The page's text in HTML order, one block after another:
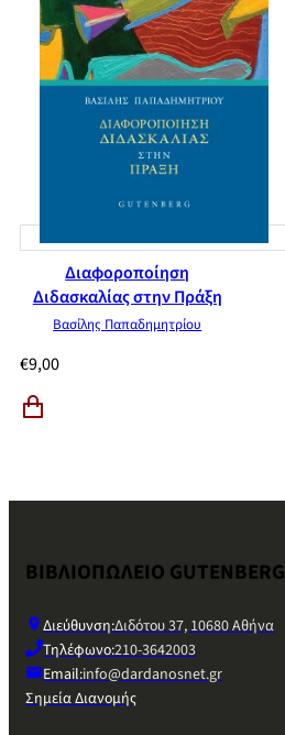
Διαφοροποίηση
Διδασκαλίας στην Πράξη
Βασίλης Παπαδημητρίου
€9,00
ΒΙΒΛΙΟΠΩΛΕΙΟ GUTENBERG
Διεύθυνση:Διδότου 37, 10680 Αθήνα
Τηλέφωνο:210-3642003
Email:info@dardanosnet.gr
Σημεία Διανομής